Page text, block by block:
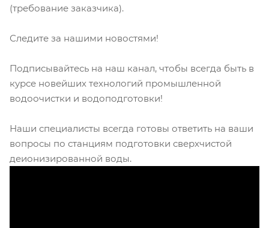
(требование заказчика).
Следите за нашими новостями!
Подписывайтесь на наш канал, чтобы всегда быть в
курсе новейших технологий промышленной
водоочистки и водоподготовки!
Наши специалисты всегда готовы ответить на ваши
вопросы по станциям подготовки сверхчистой
деионизированной воды.